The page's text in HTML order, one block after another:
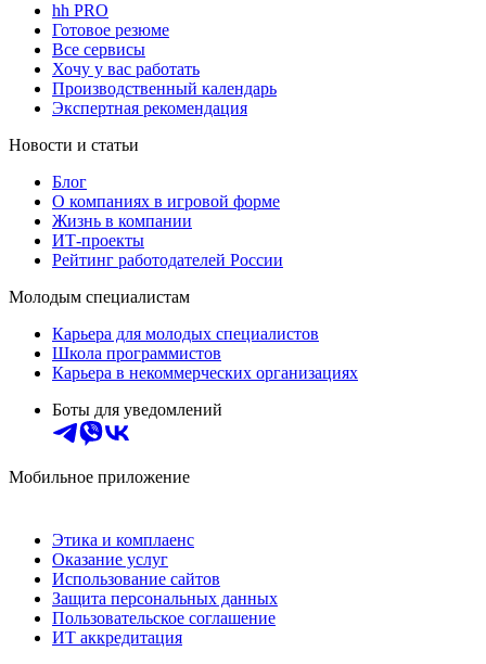
hh PRO
Готовое резюме
Все сервисы
Хочу у вас работать
Производственный календарь
Экспертная рекомендация
Новости и статьи
Блог
О компаниях в игровой форме
Жизнь в компании
ИТ-проекты
Рейтинг работодателей России
Молодым специалистам
Карьера для молодых специалистов
Школа программистов
Карьера в некоммерческих организациях
Боты для уведомлений
Мобильное приложение
Этика и комплаенс
Оказание услуг
Использование сайтов
Защита персональных данных
Пользовательское соглашение
ИТ аккредитация